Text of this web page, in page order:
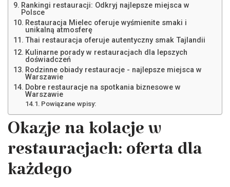
Rankingi restauracji: Odkryj najlepsze miejsca w
Polsce
Restauracja Mielec oferuje wyśmienite smaki i
unikalną atmosferę
Thai restauracja oferuje autentyczny smak Tajlandii
Kulinarne porady w restauracjach dla lepszych
doświadczeń
Rodzinne obiady restauracje - najlepsze miejsca w
Warszawie
Dobre restauracje na spotkania biznesowe w
Warszawie
Powiązane wpisy:
Okazje na kolacje w
restauracjach: oferta dla
każdego